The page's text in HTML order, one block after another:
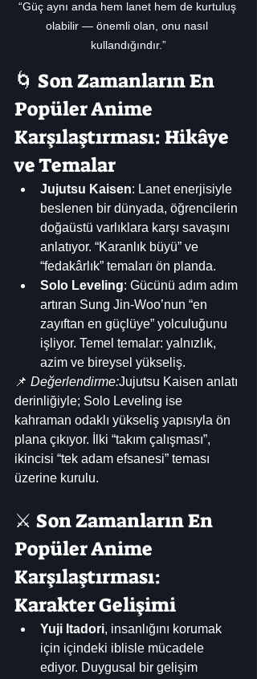
“Güç aynı anda hem lanet hem de kurtuluş
olabilir — önemli olan, onu nasıl
kullandığındır.”
🌀 Son Zamanların En
Popüler Anime
Karşılaştırması: Hikâye
ve Temalar
Jujutsu Kaisen: Lanet enerjisiyle
beslenen bir dünyada, öğrencilerin
doğaüstü varlıklara karşı savaşını
anlatıyor. “Karanlık büyü” ve
“fedakârlık” temaları ön planda.
Solo Leveling: Gücünü adım adım
artıran Sung Jin-Woo’nun “en
zayıftan en güçlüye” yolculuğunu
işliyor. Temel temalar: yalnızlık,
azim ve bireysel yükseliş.
📌 Değerlendirme:Jujutsu Kaisen anlatı
derinliğiyle; Solo Leveling ise
kahraman odaklı yükseliş yapısıyla ön
plana çıkıyor. İlki “takım çalışması”,
ikincisi “tek adam efsanesi” teması
üzerine kurulu.
⚔️ Son Zamanların En
Popüler Anime
Karşılaştırması:
Karakter Gelişimi
Yuji Itadori, insanlığını korumak
için içindeki iblisle mücadele
ediyor. Duygusal bir gelişim